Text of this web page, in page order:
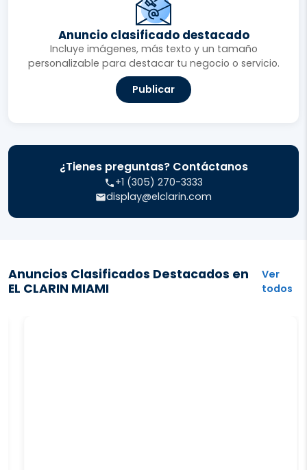
Anuncio clasificado destacado
Incluye imágenes, más texto y un tamaño
personalizable para destacar tu negocio o servicio.
Publicar
¿Tienes preguntas? Contáctanos
+1 (305) 270-3333
display@elclarin.com
Anuncios Clasificados Destacados en
EL CLARIN MIAMI
Ver
todos